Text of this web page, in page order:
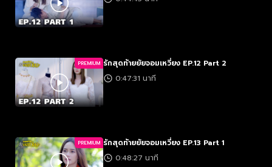
PREMIUM รักสุดท้ายยัยจอมเหวี่ยง EP.12 Part 2
0:47:31 นาที
PREMIUM รักสุดท้ายยัยจอมเหวี่ยง EP.13 Part 1
0:48:27 นาที